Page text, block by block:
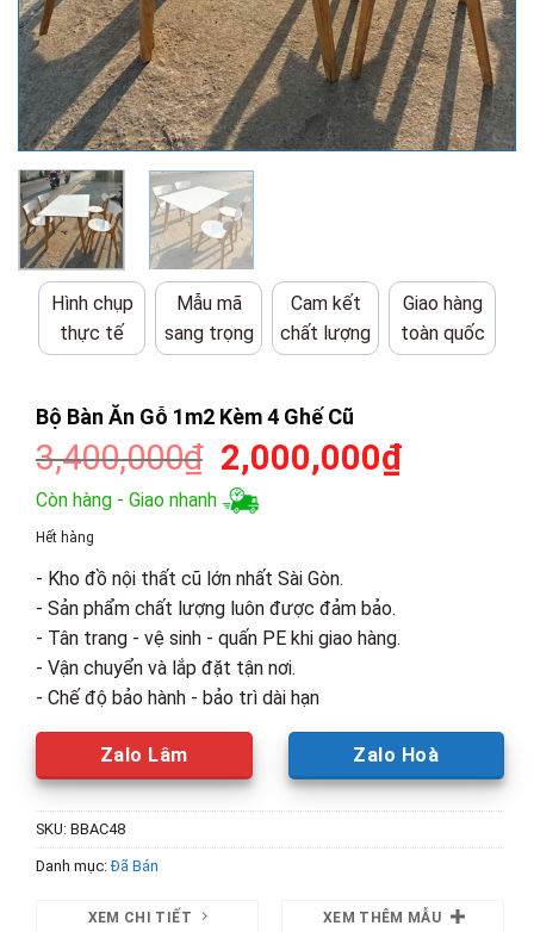
Hình chụp
thực tế
Mẫu mã
sang trọng
Cam kết
chất lượng
Giao hàng
toàn quốc
Bộ Bàn Ăn Gỗ 1m2 Kèm 4 Ghế Cũ
3,400,000₫ Giá
gốc
là:
2,000,000₫Giá
Còn hàng - Giao nhanh
Hết hàng
- Kho đồ nội thất cũ lớn nhất Sài Gòn.
- Sản phẩm chất lượng luôn được đảm bảo.
- Tân trang - vệ sinh - quấn PE khi giao hàng.
- Vận chuyển và lắp đặt tận nơi.
- Chế độ bảo hành - bảo trì dài hạn
Zalo Lâm Zalo Hoà
SKU: BBAC48
Danh mục:Đã Bán
XEM CHI TIẾT XEM THÊM MẪU